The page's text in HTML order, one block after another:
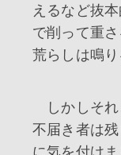
えるなど抜
で削って重
荒らしは鳴り
しかしそれ
不届き者は